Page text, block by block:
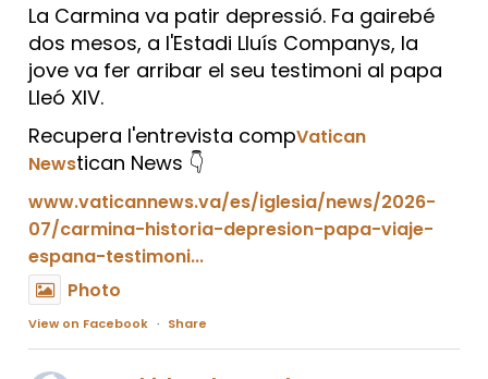
La Carmina va patir depressió. Fa gairebé
dos mesos, a l'Estadi Lluís Companys, la
jove va fer arribar el seu testimoni al papa
Lleó XIV.
Recupera l'entrevista compVatican
Newstican News 👇
www.vaticannews.va/es/iglesia/news/2026-
07/carmina-historia-depresion-papa-viaje-
espana-testimoni...
Photo
View on Facebook · Share